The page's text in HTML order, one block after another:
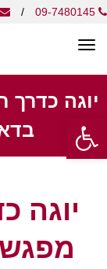
פתח סרגל נגישות
09-7480145
/
תפריט
יוגה
יוגה